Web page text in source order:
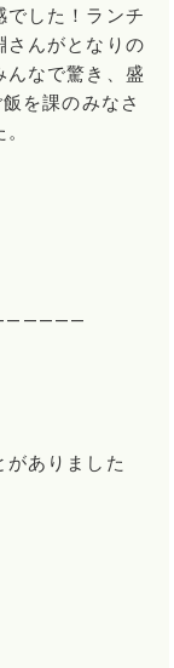
でした！ランチ
さんがとなりの
んなで驚き、盛
を課のみなさ
がありました